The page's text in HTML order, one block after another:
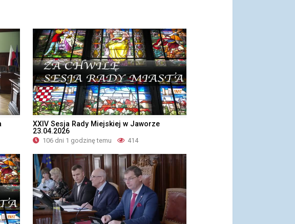
XXIV Sesja Rady Miejskiej w Jaworze
23.04.2026
106 dni 1 godzinę temu 414